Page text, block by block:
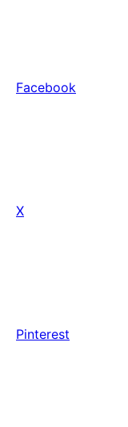
Facebook
X
Pinterest